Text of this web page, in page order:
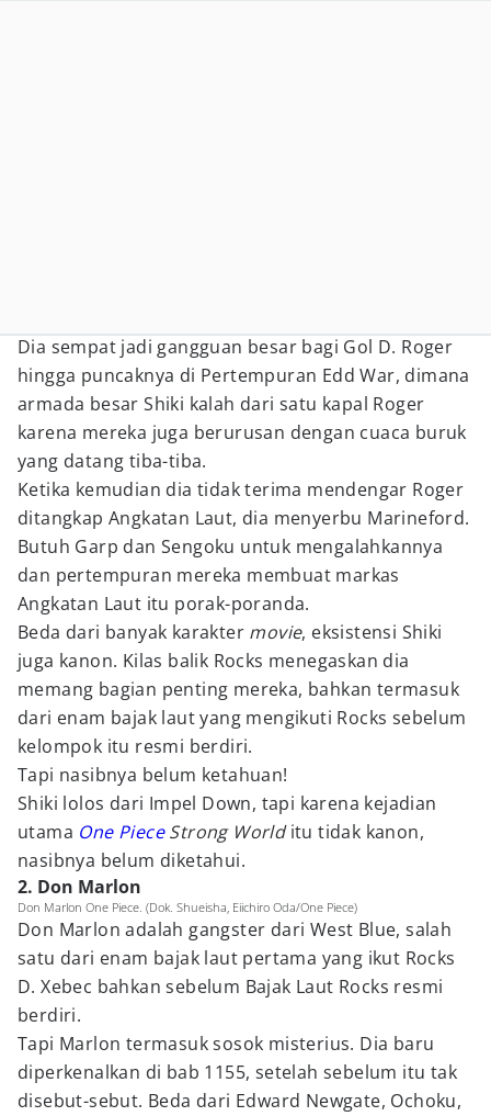
Dia sempat jadi gangguan besar bagi Gol D. Roger
hingga puncaknya di Pertempuran Edd War, dimana
armada besar Shiki kalah dari satu kapal Roger
karena mereka juga berurusan dengan cuaca buruk
yang datang tiba-tiba.
Ketika kemudian dia tidak terima mendengar Roger
ditangkap Angkatan Laut, dia menyerbu Marineford.
Butuh Garp dan Sengoku untuk mengalahkannya
dan pertempuran mereka membuat markas
Angkatan Laut itu porak-poranda.
Beda dari banyak karakter movie, eksistensi Shiki
juga kanon. Kilas balik Rocks menegaskan dia
memang bagian penting mereka, bahkan termasuk
dari enam bajak laut yang mengikuti Rocks sebelum
kelompok itu resmi berdiri.
Tapi nasibnya belum ketahuan!
Shiki lolos dari Impel Down, tapi karena kejadian
utama One PieceStrong Worlditu tidak kanon,
nasibnya belum diketahui.
2. Don Marlon
Don Marlon One Piece. (Dok. Shueisha, Eiichiro Oda/One Piece)
Don Marlon adalah gangster dari West Blue, salah
satu dari enam bajak laut pertama yang ikut Rocks
D. Xebec bahkan sebelum Bajak Laut Rocks resmi
berdiri.
Tapi Marlon termasuk sosok misterius. Dia baru
diperkenalkan di bab 1155, setelah sebelum itu tak
disebut-sebut. Beda dari Edward Newgate, Ochoku,